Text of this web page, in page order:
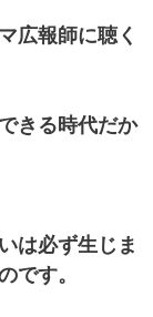
広報師に聴く
きる時代だか
は必ず生じま
です。